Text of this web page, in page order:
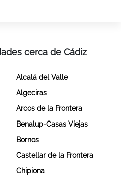
cerca de Cádiz
Alcalá del Valle
Algeciras
Arcos de la Frontera
Benalup-Casas Viejas
Bornos
Castellar de la Frontera
Chipiona